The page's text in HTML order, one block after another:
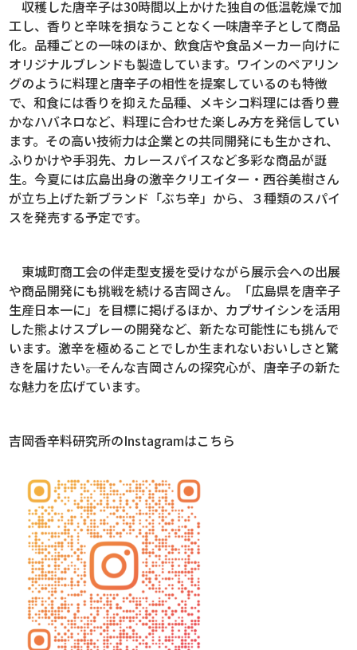
収穫した唐辛子は30時間以上かけた独自の低温乾燥で加
工し、香りと辛味を損なうことなく一味唐辛子として商品
化。品種ごとの一味のほか、飲食店や食品メーカー向けに
オリジナルブレンドも製造しています。ワインのペアリン
グのように料理と唐辛子の相性を提案しているのも特徴
で、和食には香りを抑えた品種、メキシコ料理には香り豊
かなハバネロなど、料理に合わせた楽しみ方を発信してい
ます。その高い技術力は企業との共同開発にも生かされ、
ふりかけや手羽先、カレースパイスなど多彩な商品が誕
生。今夏には広島出身の激辛クリエイター・西谷美樹さん
が立ち上げた新ブランド「ぶち辛」から、３種類のスパイ
スを発売する予定です。
東城町商工会の伴走型支援を受けながら展示会への出展
や商品開発にも挑戦を続ける吉岡さん。「広島県を唐辛子
生産日本一に」を目標に掲げるほか、カプサイシンを活用
した熊よけスプレーの開発など、新たな可能性にも挑んで
います。激辛を極めることでしか生まれないおいしさと驚
きを届けたい――。そんな吉岡さんの探究心が、唐辛子の新た
な魅力を広げています。
吉岡香辛料研究所のInstagramはこちら